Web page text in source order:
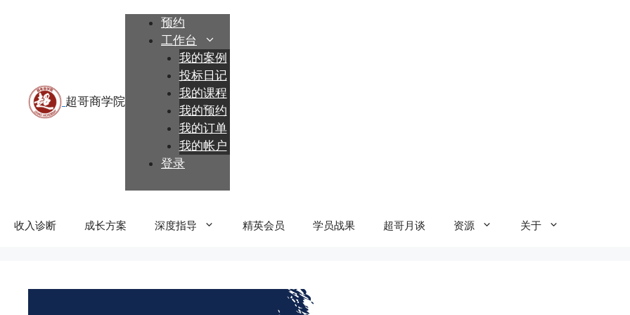
预约
工作台
我的案例
投标日记
我的课程
我的预约
我的订单
我的帐户
登录
收入诊断 成长方案 深度指导 精英会员 学员战果 超哥月谈 资源 关于